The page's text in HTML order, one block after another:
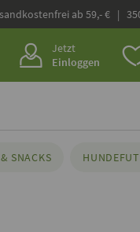
ab 59,- € |
Jetzt
Einloggen
SNACKS